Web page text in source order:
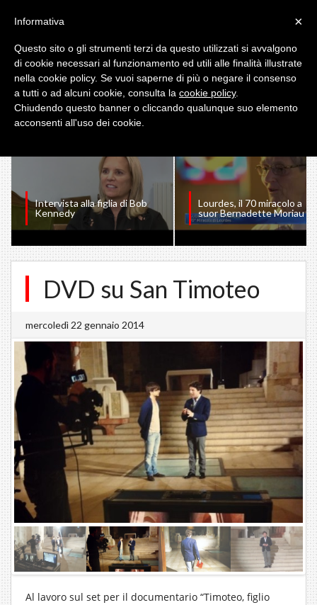
I PIU' VISTI
Intervista alla figlia di Bob
Kennedy
Lourdes, il 70 miracolo a
suor Bernadette Moriau
DVD su San Timoteo
mercoledì 22 gennaio 2014
Al lavoro sul set per il documentario “Timoteo, figlio
×
Informativa
Questo sito o gli strumenti terzi da questo utilizzati si avvalgono
di cookie necessari al funzionamento ed utili alle finalità illustrate
nella cookie policy. Se vuoi saperne di più o negare il consenso
a tutti o ad alcuni cookie, consulta la cookie policy.
Chiudendo questo banner o cliccando qualunque suo elemento
acconsenti all'uso dei cookie.